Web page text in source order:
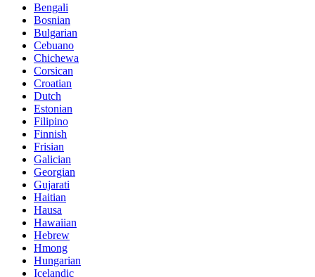
Bengali
Bosnian
Bulgarian
Cebuano
Chichewa
Corsican
Croatian
Dutch
Estonian
Filipino
Finnish
Frisian
Galician
Georgian
Gujarati
Haitian
Hausa
Hawaiian
Hebrew
Hmong
Hungarian
Icelandic